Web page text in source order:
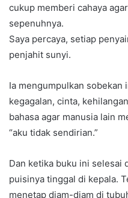
cukup memberi cahaya
sepenuhnya.
Saya percaya, setiap
penjahit sunyi.
Ia mengumpulkan sobekan
kegagalan, cinta,
bahasa agar manusia lain
“aku tidak sendirian.”
Dan ketika buku ini selesai
puisinya tinggal di kepala.
menetap diam-diam di